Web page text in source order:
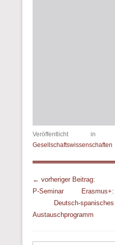
Veröffentlicht in
Gesellschaftswissenschaften
Beitrags Übersicht
← vorheriger Beitrag:
P-Seminar Erasmus+:
Deutsch-spanisches
Austauschprogramm